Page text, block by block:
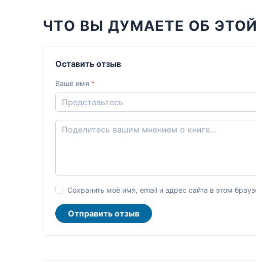
ЧТО ВЫ ДУМАЕТЕ ОБ
Оставить отзыв
Ваше имя *
Сохранить моё имя, email и адрес сайта в этом
Отправить отзыв